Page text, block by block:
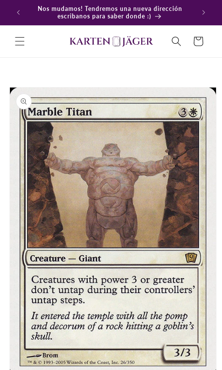
directamenteNos mudamos! Tendremos una nueva dirección
escribanos para saber donde :)
Carrito
directamente
a la
información
del producto